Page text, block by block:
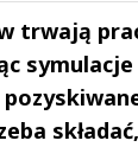
trwają